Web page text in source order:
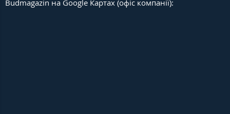
Budmagazin на Google Картах (офіс компанії):